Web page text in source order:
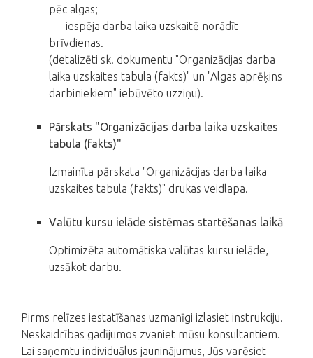
pēc algas;
– iespēja darba laika uzskaitē norādīt
brīvdienas.
(detalizēti sk. dokumentu "Organizācijas darba
laika uzskaites tabula (fakts)" un "Algas aprēķins
darbiniekiem" iebūvēto uzziņu).
Pārskats "Organizācijas darba laika uzskaites
tabula (fakts)"
Izmainīta pārskata "Organizācijas darba laika
uzskaites tabula (fakts)" drukas veidlapa.
Valūtu kursu ielāde sistēmas startēšanas laikā
Optimizēta automātiska valūtas kursu ielāde,
uzsākot darbu.
Pirms relīzes iestatīšanas uzmanīgi izlasiet instrukciju.
Neskaidrības gadījumos zvaniet mūsu konsultantiem.
Lai saņemtu individuālus jauninājumus, Jūs varēsiet